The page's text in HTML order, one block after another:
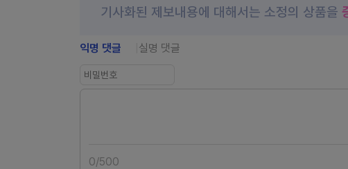
기사화된 제보내용에 대해서는 소정의 상품을
익명 댓글 실명 댓글
0/500